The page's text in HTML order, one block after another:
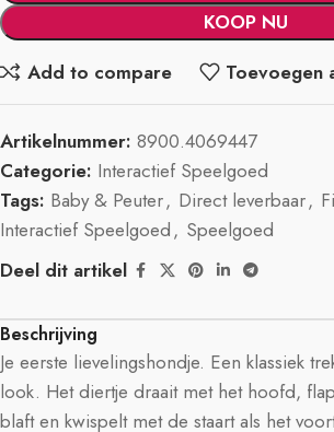
KOOP NU
Add to compare
Toevoegen
Artikelnummer: 8900.4069447
Categorie: Interactief Speelgoed
Tags: Baby & Peuter, Direct leverbaar,
Interactief Speelgoed, Speelgoed
Deel dit artikel
Beschrijving
Je eerste lievelingshondje. Een klassiek
look. Het diertje draait met het hoofd,
blaft en kwispelt met de staart als het